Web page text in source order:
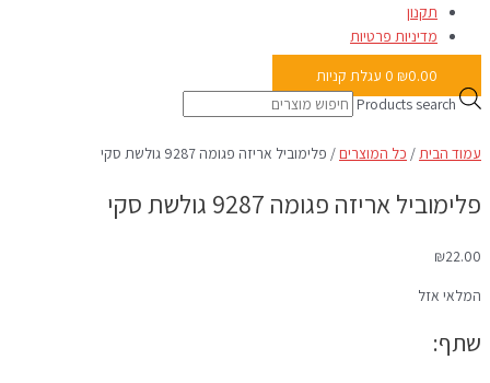
תקנון
מדיניות פרטיות
₪0.00
0 עגלת קניות
Products search
עמוד הבית/ כל המוצרים / פלימוביל אריזה פגומה 9287 גולשת סקי
פלימוביל אריזה פגומה 9287 גולשת סקי
₪22.00
המלאי אזל
שתף: